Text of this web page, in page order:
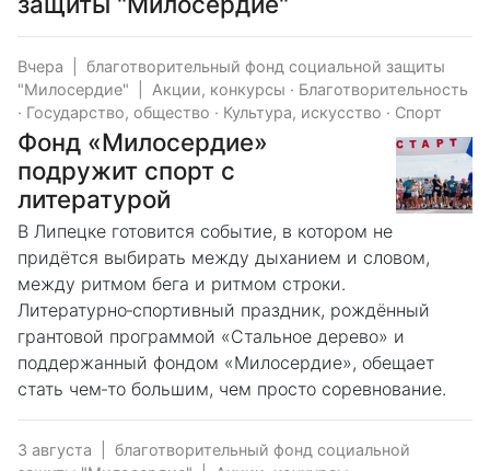
Вчера
благотворительный фонд социальной защиты
"Милосердие"
Акции, конкурсы · Благотворительность
· Государство, общество · Культура, искусство · Спорт
Фонд «Милосердие»
подружит спорт с
литературой
В Липецке готовится событие, в котором не
придётся выбирать между дыханием и словом,
между ритмом бега и ритмом строки.
Литературно‑спортивный праздник, рождённый
грантовой программой «Стальное дерево» и
поддержанный фондом «Милосердие», обещает
стать чем‑то большим, чем просто соревнование.
3 августа
благотворительный фонд социальной